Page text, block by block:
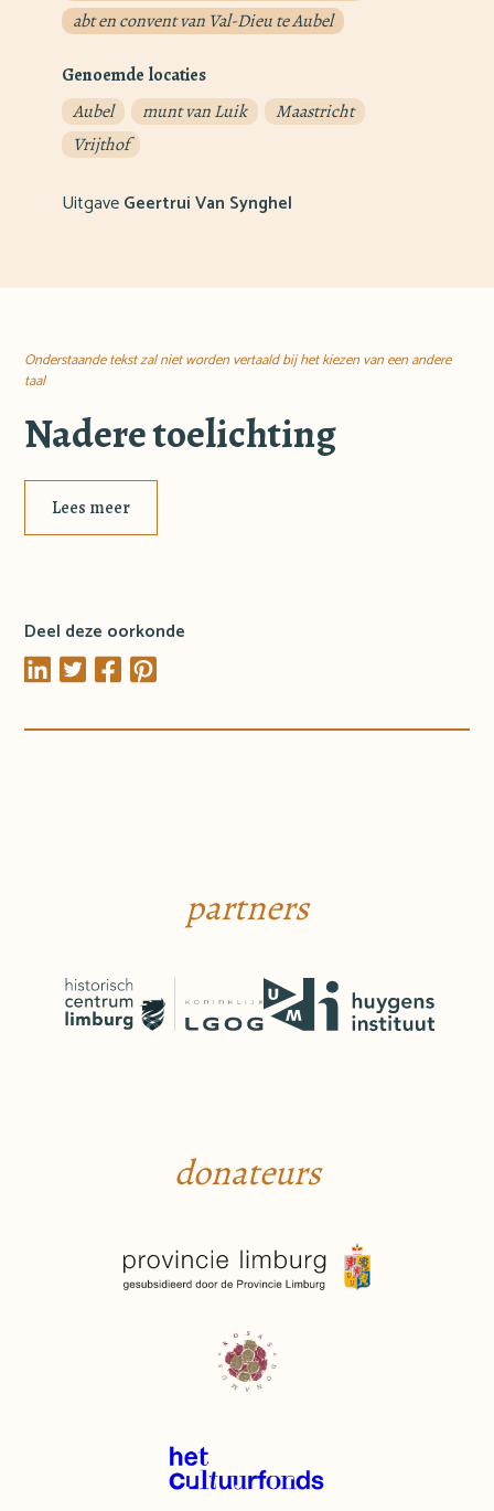
abt en convent van Val-Dieu te Aubel
Genoemde locaties
Aubel
munt van Luik
Maastricht
Vrijthof
UitgaveGeertrui Van Synghel
Onderstaande tekst zal niet worden vertaald bij het kiezen van een andere
taal
Nadere toelichting
Lees meer
Deel deze oorkonde
partners
donateurs